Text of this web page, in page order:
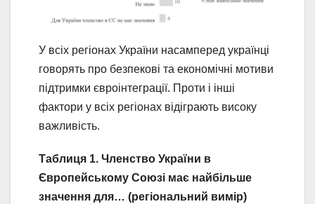
У всіх регіонах України насамперед українці
говорять про безпекові та економічні мотиви
підтримки євроінтеграції. Проти і інші
фактори у всіх регіонах відіграють високу
важливість.
Таблиця 1. Членство України в
Європейському Союзі має найбільше
значення для… (регіональний вимір)